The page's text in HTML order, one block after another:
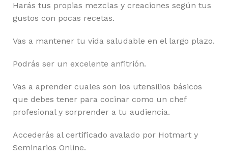
Harás tus propias mezclas y creaciones según tus
gustos con pocas recetas.
Vas a mantener tu vida saludable en el largo plazo.
Podrás ser un excelente anfitrión.
Vas a aprender cuales son los utensilios básicos
que debes tener para cocinar como un chef
profesional y sorprender a tu audiencia.
Accederás al certificado avalado por Hotmart y
Seminarios Online.